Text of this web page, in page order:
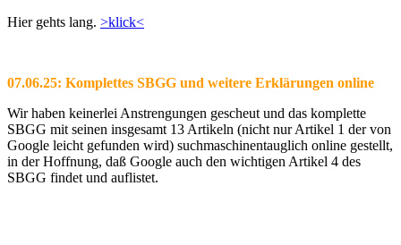
Hier gehts lang. >klick<
07.06.25: Komplettes SBGG und weitere Erklärungen online
Wir haben keinerlei Anstrengungen gescheut und das komplette
SBGG mit seinen insgesamt 13 Artikeln (nicht nur Artikel 1 der von
Google leicht gefunden wird) suchmaschinentauglich online gestellt,
in der Hoffnung, daß Google auch den wichtigen Artikel 4 des
SBGG findet und auflistet.